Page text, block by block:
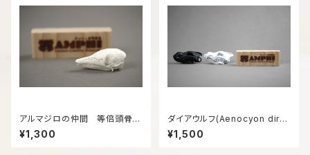
アルマジロの仲間 等倍頭骨模
型
¥1,300
ダイアウルフ(Aenocyon diru
s) 復元頭骨模型6㎝サイズ
¥1,500